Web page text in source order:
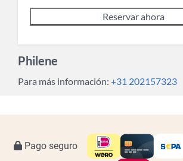
Reservar ahora
Philene
Para más información: +31 202157323
Pago seguro